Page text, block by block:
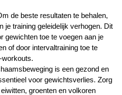
de beste resultaten te behalen,
je training geleidelijk verhogen. Dit
gewichten toe te voegen aan je
of door intervaltraining toe te
workouts.
is een gezond en
voor gewichtsverlies. Zorg
groenten en volkoren